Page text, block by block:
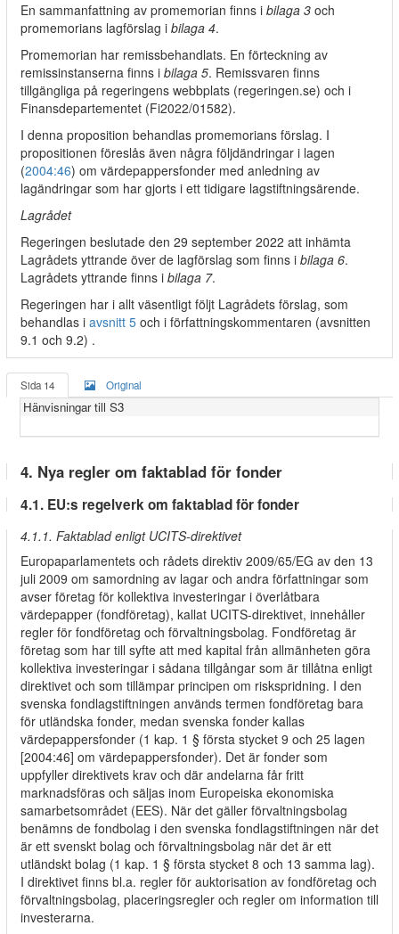
En sammanfattning av promemorian finns i bilaga 3 och
promemorians lagförslag i bilaga 4.
Promemorian har remissbehandlats. En förteckning av
remissinstanserna finns i bilaga 5. Remissvaren finns
tillgängliga på regeringens webbplats (regeringen.se) och i
Finansdepartementet (Fi2022/01582).
I denna proposition behandlas promemorians förslag. I
propositionen föreslås även några följdändringar i lagen
(2004:46) om värdepappersfonder med anledning av
lagändringar som har gjorts i ett tidigare lagstiftningsärende.
Lagrådet
Regeringen beslutade den 29 september 2022 att inhämta
Lagrådets yttrande över de lagförslag som finns i bilaga 6.
Lagrådets yttrande finns i bilaga 7.
Regeringen har i allt väsentligt följt Lagrådets förslag, som
behandlas i avsnitt 5 och i författningskommentaren (avsnitten
9.1 och 9.2) .
Sida 14 Original
Hänvisningar till S3
4. Nya regler om faktablad för fonder
4.1. EU:s regelverk om faktablad för fonder
4.1.1. Faktablad enligt UCITS-direktivet
Europaparlamentets och rådets direktiv 2009/65/EG av den 13
juli 2009 om samordning av lagar och andra författningar som
avser företag för kollektiva investeringar i överlåtbara
värdepapper (fondföretag), kallat UCITS-direktivet, innehåller
regler för fondföretag och förvaltningsbolag. Fondföretag är
företag som har till syfte att med kapital från allmänheten göra
kollektiva investeringar i sådana tillgångar som är tillåtna enligt
direktivet och som tillämpar principen om riskspridning. I den
svenska fondlagstiftningen används termen fondföretag bara
för utländska fonder, medan svenska fonder kallas
värdepappersfonder (1 kap. 1 § första stycket 9 och 25 lagen
[2004:46] om värdepappersfonder). Det är fonder som
uppfyller direktivets krav och där andelarna får fritt
marknadsföras och säljas inom Europeiska ekonomiska
samarbetsområdet (EES). När det gäller förvaltningsbolag
benämns de fondbolag i den svenska fondlagstiftningen när det
är ett svenskt bolag och förvaltningsbolag när det är ett
utländskt bolag (1 kap. 1 § första stycket 8 och 13 samma lag).
I direktivet finns bl.a. regler för auktorisation av fondföretag och
förvaltningsbolag, placeringsregler och regler om information till
investerarna.